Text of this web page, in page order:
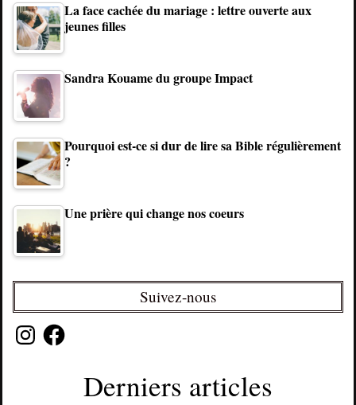
La face cachée du mariage : lettre ouverte aux
jeunes filles
Sandra Kouame du groupe Impact
Pourquoi est-ce si dur de lire sa Bible régulièrement
?
Une prière qui change nos coeurs
Suivez-nous
InstagramFacebook
Derniers articles